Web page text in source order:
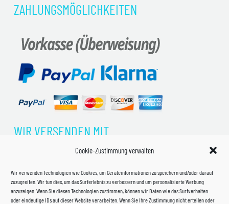
Cookie-Zustimmung verwalten
Wir verwenden Technologien wie Cookies, um Geräteinformationen zu speichern und/oder darauf
zuzugreifen. Wir tun dies, um das Surferlebnis zu verbessern und um personalisierte Werbung
anzuzeigen. Wenn Sie diesen Technologien zustimmen, können wir Daten wie das Surfverhalten
oder eindeutige IDs auf dieser Website verarbeiten. Wenn Sie Ihre Zustimmung nicht erteilen oder
ZAHLUNGSMÖGLICHKEITEN
WIR VERSENDEN MIT